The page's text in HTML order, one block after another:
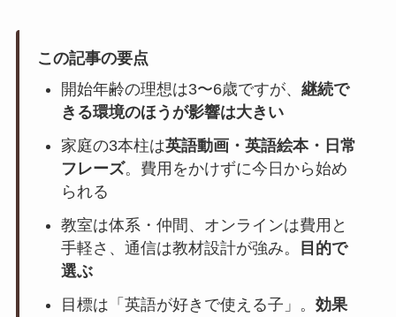
この記事の要点
開始年齢の理想は3〜6歳ですが、 継続で
きる環境のほうが影響は大きい
家庭の3本柱は英語動画・英語絵本・日常
フレーズ。費用をかけずに今日から始め
られる
教室は体系・仲間、オンラインは費用と
手軽さ、通信は教材設計が強み。
目的で
選ぶ
目標は「英語が好きで使える子」。 効果